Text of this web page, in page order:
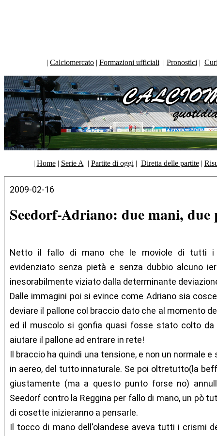
| Calciomercato | Formazioni ufficiali | Pronostici |
| Home| Serie A | Partite di oggi | Diretta delle partite|
2009-02-16
Seedorf-Adriano: due mani, due
Netto il fallo di mano che le moviole di tutti i
evidenziato senza pietà e senza dubbio alcuno
inesorabilmente viziato dalla determinante
Dalle immagini poi si evince come Adriano sia
deviare il pallone col braccio dato che al momento
ed il muscolo si gonfia quasi fosse stato colto da
aiutare il pallone ad entrare in rete!
Il braccio ha quindi una tensione, e non un normale
in aereo, del tutto innaturale. Se poi oltretutto(la
giustamente (ma a questo punto forse no)
Seedorf contro la Reggina per fallo di mano, un pò
di cosette inizieranno a pensarle.
Il tocco di mano dell'olandese aveva tutti i crismi